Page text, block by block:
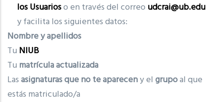
los Usuarioso en través del correo udcrai@ub.edu
y facilita los siguientes datos:
Nombre y apellidos
Tu NIUB
Tu matrícula actualizada
Lasasignaturas que no te apareceny el grupoal que
estás matriculado/a